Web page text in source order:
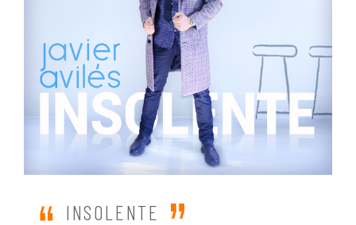
INSOLENTE